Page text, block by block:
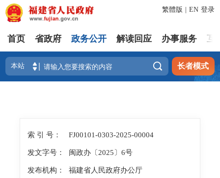
登录
繁體版 EN
首页 省政府 政务公开 解读回应 办事服务 互
 长者模式
索 引 号： FJ00101-0303-2025-00004
发文字号： 闽政办〔2025〕6号
发布机构： 福建省人民政府办公厅